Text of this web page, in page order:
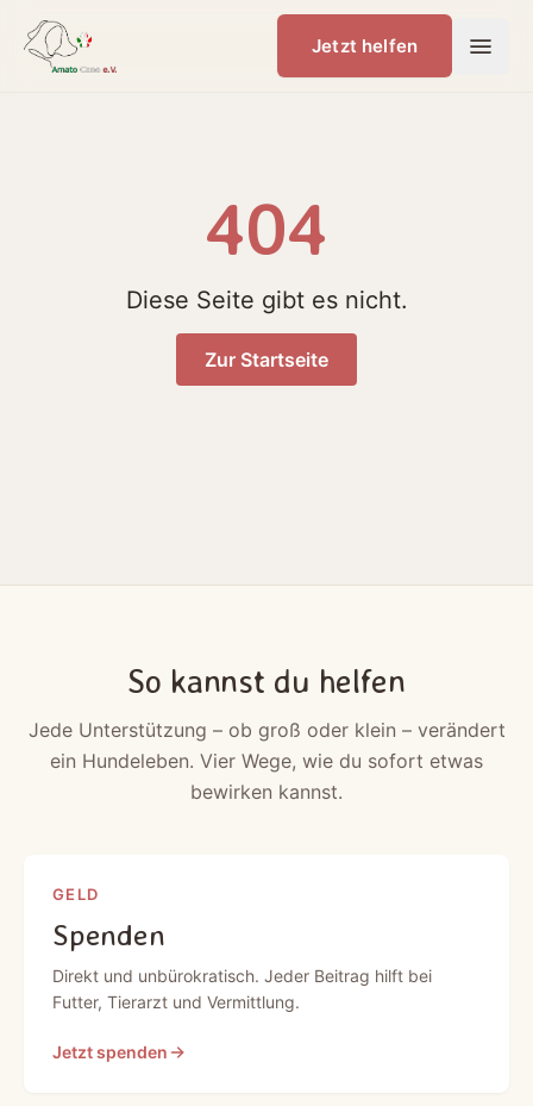
Jetzt helfen
404
Diese Seite gibt es nicht.
Zur Startseite
So kannst du helfen
Jede Unterstützung – ob groß oder klein – verändert
ein Hundeleben. Vier Wege, wie du sofort etwas
bewirken kannst.
GELD
Spenden
Direkt und unbürokratisch. Jeder Beitrag hilft bei
Futter, Tierarzt und Vermittlung.
Jetzt spenden